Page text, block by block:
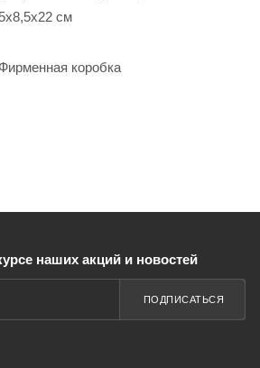
см
коробка
наших акций и новостей
ПОДПИСАТЬСЯ